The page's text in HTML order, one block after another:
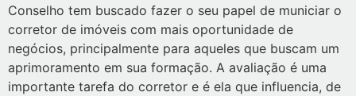
Conselho tem buscado fazer o seu papel de municiar o
corretor de imóveis com mais oportunidade de
negócios, principalmente para aqueles que buscam um
aprimoramento em sua formação. A avaliação é uma
importante tarefa do corretor e é ela que influencia, de